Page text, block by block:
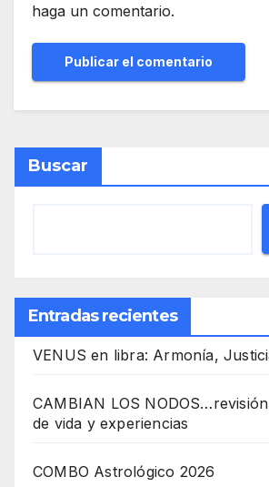
haga un comentario.
Buscar
Entradas recientes
VENUS en libra: Armonía,
CAMBIAN LOS
de vida y experiencias
COMBO Astrológico 2026